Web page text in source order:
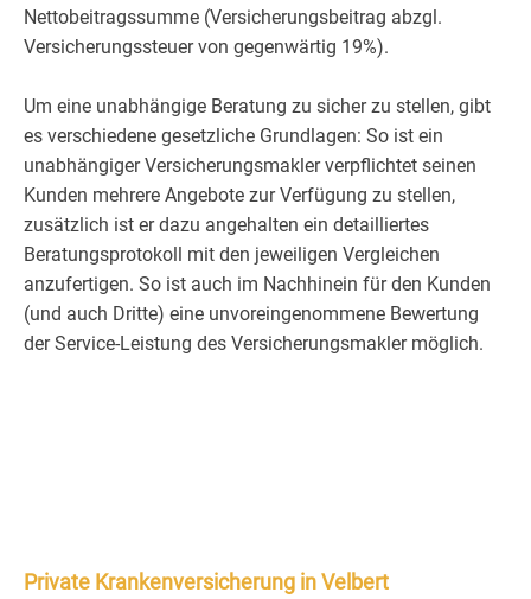
Nettobeitragssumme (Versicherungsbeitrag abzgl.
Versicherungssteuer von gegenwärtig 19%).
Um eine unabhängige Beratung zu sicher zu stellen, gibt
es verschiedene gesetzliche Grundlagen: So ist ein
unabhängiger Versicherungsmakler verpflichtet seinen
Kunden mehrere Angebote zur Verfügung zu stellen,
zusätzlich ist er dazu angehalten ein detailliertes
Beratungsprotokoll mit den jeweiligen Vergleichen
anzufertigen. So ist auch im Nachhinein für den Kunden
(und auch Dritte) eine unvoreingenommene Bewertung
der Service-Leistung des Versicherungsmakler möglich.
Private Krankenversicherung in Velbert